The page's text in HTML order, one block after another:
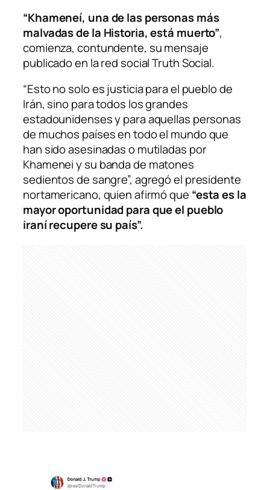
“Khameneí, una de las personas más
malvadas de la Historia, está muerto”,
comienza, contundente, su mensaje
publicado en la red social Truth Social.
“Esto no solo es justicia para el pueblo de
Irán, sino para todos los grandes
estadounidenses y para aquellas personas
de muchos países en todo el mundo que
han sido asesinadas o mutiladas por
Khamenei y su banda de matones
sedientos de sangre”, agregó el presidente
nortamericano, quien afirmó que “esta es la
mayor oportunidad para que el pueblo
iraní recupere su país”.